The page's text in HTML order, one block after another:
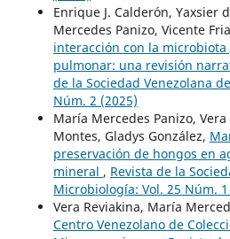
Enrique J. Calderón, Yaxsier
Mercedes Panizo, Vicente
interacción con la
pulmonar: una revisión
de la Sociedad Venezolana
Núm. 2 (2025)
María Mercedes Panizo,
Montes, Gladys González,
preservación de hongos en
mineral , Revista de la
Microbiología: Vol. 25 Núm. 1
Vera Reviakina, María
Centro Venezolano de